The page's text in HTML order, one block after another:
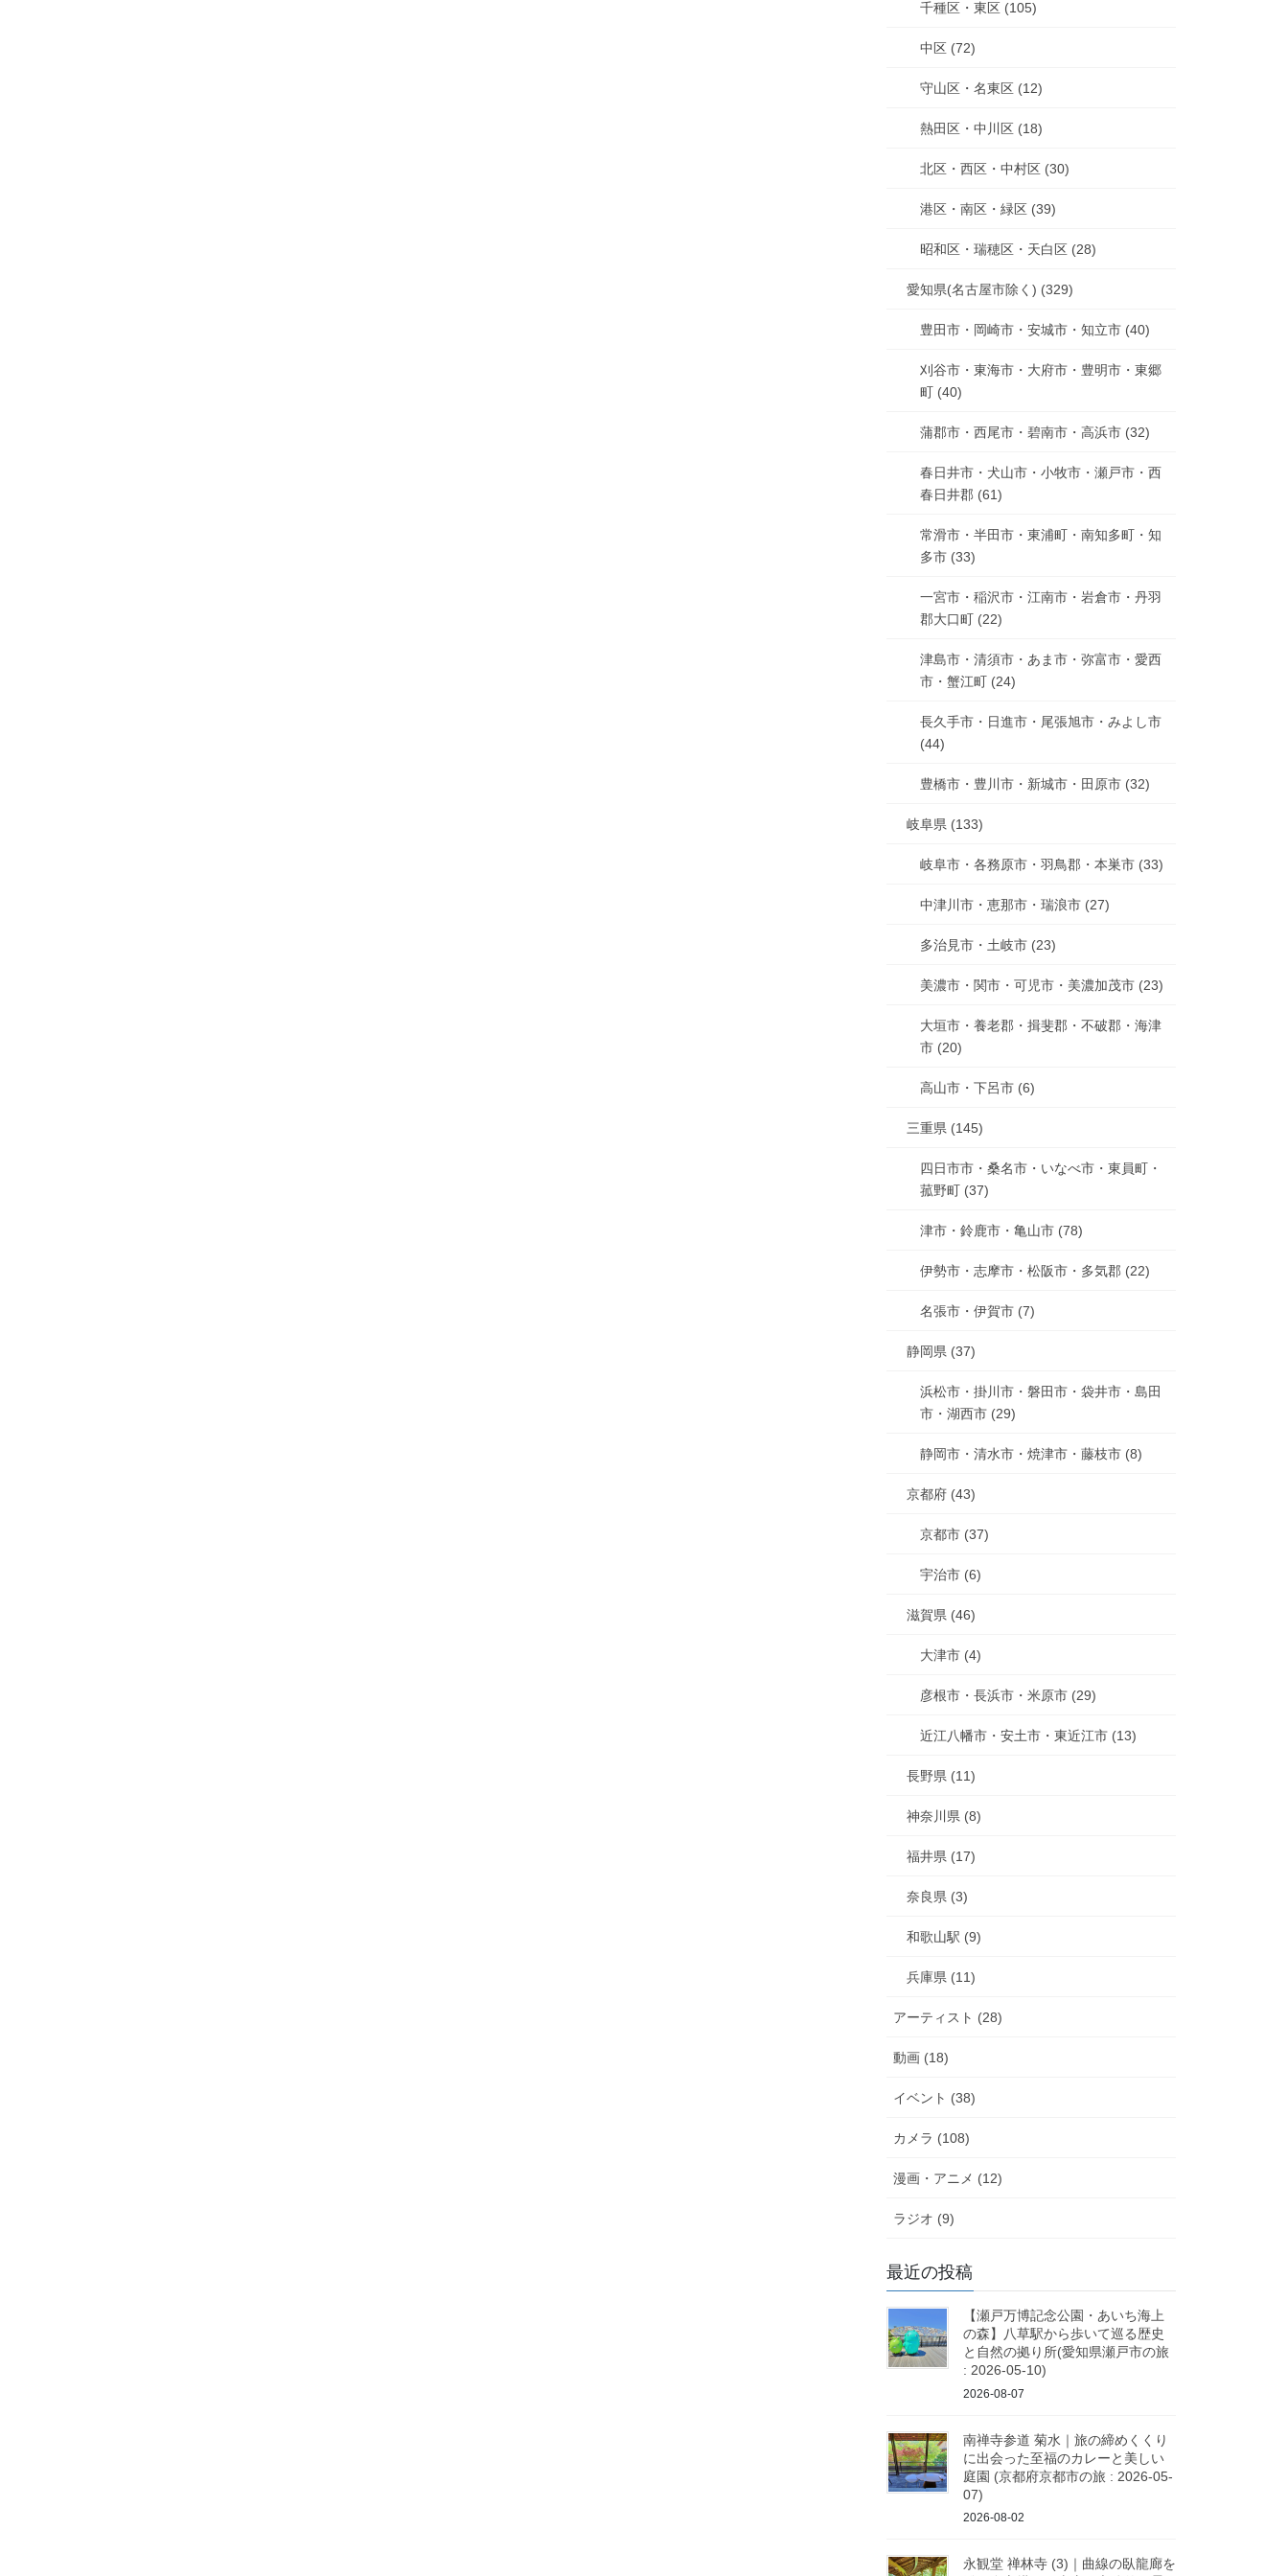
千種区・東区 (105)
中区 (72)
守山区・名東区 (12)
熱田区・中川区 (18)
北区・西区・中村区 (30)
港区・南区・緑区 (39)
昭和区・瑞穂区・天白区 (28)
愛知県(名古屋市除く) (329)
豊田市・岡崎市・安城市・知立市 (40)
刈谷市・東海市・大府市・豊明市・東郷
町 (40)
蒲郡市・西尾市・碧南市・高浜市 (32)
春日井市・犬山市・小牧市・瀬戸市・西
春日井郡 (61)
常滑市・半田市・東浦町・南知多町・知
多市 (33)
一宮市・稲沢市・江南市・岩倉市・丹羽
郡大口町 (22)
津島市・清須市・あま市・弥富市・愛西
市・蟹江町 (24)
長久手市・日進市・尾張旭市・みよし市
(44)
豊橋市・豊川市・新城市・田原市 (32)
岐阜県 (133)
岐阜市・各務原市・羽鳥郡・本巣市 (33)
中津川市・恵那市・瑞浪市 (27)
多治見市・土岐市 (23)
美濃市・関市・可児市・美濃加茂市 (23)
大垣市・養老郡・揖斐郡・不破郡・海津
市 (20)
高山市・下呂市 (6)
三重県 (145)
四日市市・桑名市・いなべ市・東員町・
菰野町 (37)
津市・鈴鹿市・亀山市 (78)
伊勢市・志摩市・松阪市・多気郡 (22)
名張市・伊賀市 (7)
静岡県 (37)
浜松市・掛川市・磐田市・袋井市・島田
市・湖西市 (29)
静岡市・清水市・焼津市・藤枝市 (8)
京都府 (43)
京都市 (37)
宇治市 (6)
滋賀県 (46)
大津市 (4)
彦根市・長浜市・米原市 (29)
近江八幡市・安土市・東近江市 (13)
長野県 (11)
神奈川県 (8)
福井県 (17)
奈良県 (3)
和歌山駅 (9)
兵庫県 (11)
アーティスト (28)
動画 (18)
イベント (38)
カメラ (108)
漫画・アニメ (12)
ラジオ (9)
最近の投稿
【瀬戸万博記念公園・あいち海上
の森】八草駅から歩いて巡る歴史
と自然の拠り所(愛知県瀬戸市の旅
: 2026-05-10)
2026-08-07
南禅寺参道 菊水｜旅の締めくくり
に出会った至福のカレーと美しい
庭園 (京都府京都市の旅 : 2026-05-
07)
2026-08-02
永観堂 禅林寺 (3)｜曲線の臥龍廊を